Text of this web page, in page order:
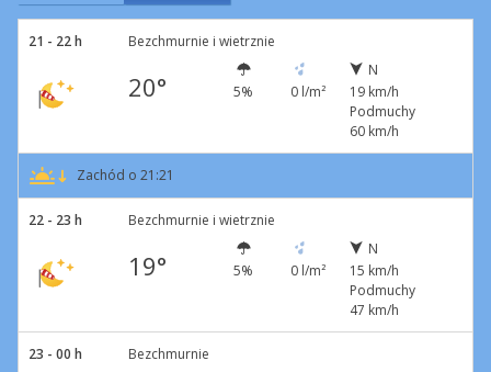
21 - 22 h Bezchmurnie i wietrznie
20° 5% 0 l/m²
N
19 km/h
Podmuchy
60 km/h
Zachód o 21:21
22 - 23 h Bezchmurnie i wietrznie
19° 5% 0 l/m²
N
15 km/h
Podmuchy
47 km/h
23 - 00 h Bezchmurnie